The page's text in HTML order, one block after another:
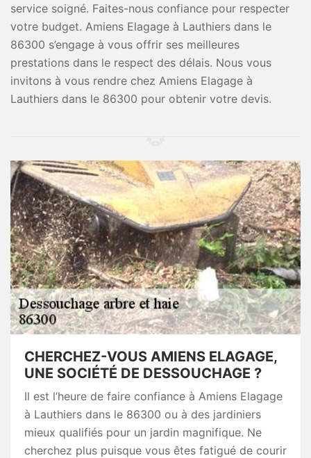
service soigné. Faites-nous confiance pour respecter
votre budget. Amiens Elagage à Lauthiers dans le
86300 s’engage à vous offrir ses meilleures
prestations dans le respect des délais. Nous vous
invitons à vous rendre chez Amiens Elagage à
Lauthiers dans le 86300 pour obtenir votre devis.
CHERCHEZ-VOUS AMIENS ELAGAGE,
UNE SOCIÉTÉ DE DESSOUCHAGE ?
Il est l’heure de faire confiance à Amiens Elagage
à Lauthiers dans le 86300 ou à des jardiniers
mieux qualifiés pour un jardin magnifique. Ne
cherchez plus puisque vous êtes fatigué de courir